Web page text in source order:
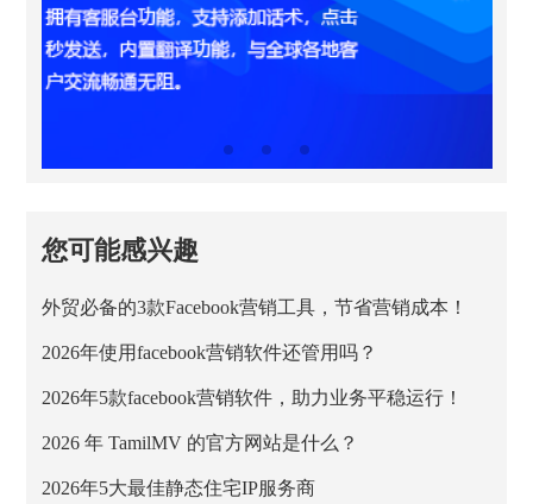
您可能感兴趣
外贸必备的3款Facebook营销工具，节省营销成本！
2026年使用facebook营销软件还管用吗？
2026年5款facebook营销软件，助力业务平稳运行！
2026 年 TamilMV 的官方网站是什么？
2026年5大最佳静态住宅IP服务商